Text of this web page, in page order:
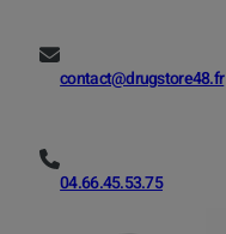
contact@drugstore48.fr
04.66.45.53.75